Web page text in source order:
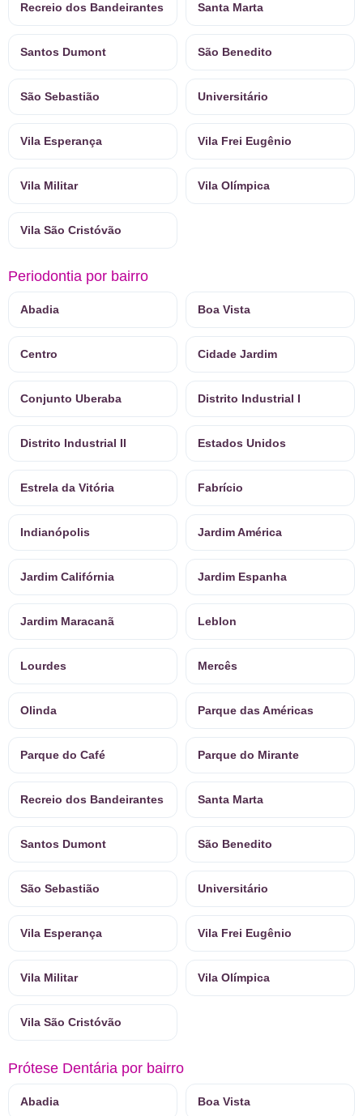
Recreio dos Bandeirantes Santa Marta
Santos Dumont São Benedito
São Sebastião Universitário
Vila Esperança Vila Frei Eugênio
Vila Militar Vila Olímpica
Vila São Cristóvão
Periodontia por bairro
Abadia Boa Vista
Centro Cidade Jardim
Conjunto Uberaba Distrito Industrial I
Distrito Industrial II Estados Unidos
Estrela da Vitória Fabrício
Indianópolis Jardim América
Jardim Califórnia Jardim Espanha
Jardim Maracanã Leblon
Lourdes Mercês
Olinda Parque das Américas
Parque do Café Parque do Mirante
Recreio dos Bandeirantes Santa Marta
Santos Dumont São Benedito
São Sebastião Universitário
Vila Esperança Vila Frei Eugênio
Vila Militar Vila Olímpica
Vila São Cristóvão
Prótese Dentária por bairro
Abadia Boa Vista